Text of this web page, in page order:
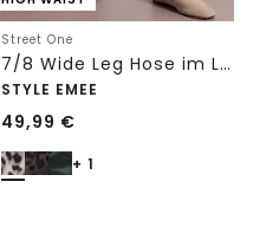
Street One
7/8 Wide Leg Hose im Loose Fit mit Print
STYLE EMEE
49,99 €
+ 1